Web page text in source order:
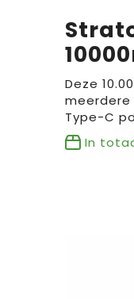
Deze
meerdere
Type-C
In